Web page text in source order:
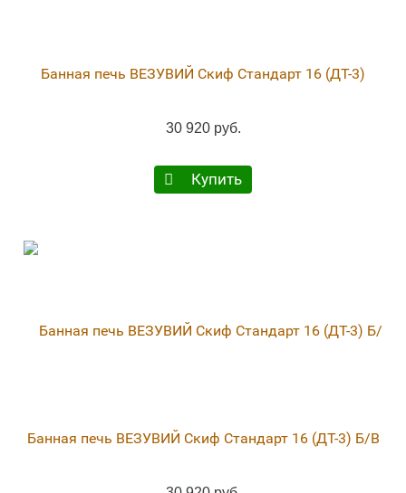
Банная печь ВЕЗУВИЙ Скиф Стандарт 16 (ДТ-3)
30 920 руб.
Купить
Банная печь ВЕЗУВИЙ Скиф Стандарт 16 (ДТ-3) Б/В